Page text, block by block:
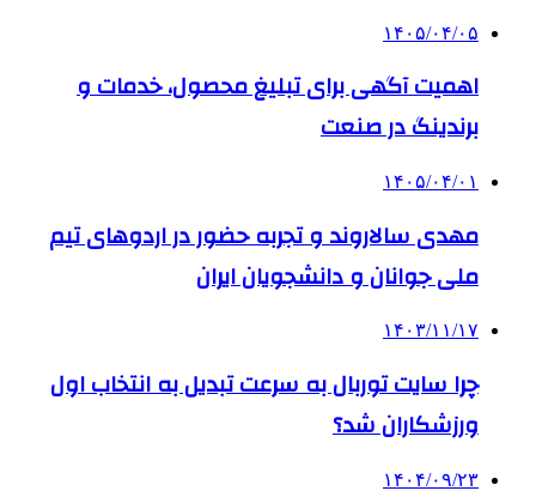
۱۴۰۵/۰۴/۰۵
اهمیت آگهی برای تبلیغ محصول، خدمات و
برندینگ در صنعت
۱۴۰۵/۰۴/۰۱
مهدی سالاروند و تجربه حضور در اردوهای تیم
ملی جوانان و دانشجویان ایران
۱۴۰۳/۱۱/۱۷
چرا سایت توربال به ‌سرعت تبدیل به انتخاب اول
ورزشکاران شد؟
۱۴۰۴/۰۹/۲۳